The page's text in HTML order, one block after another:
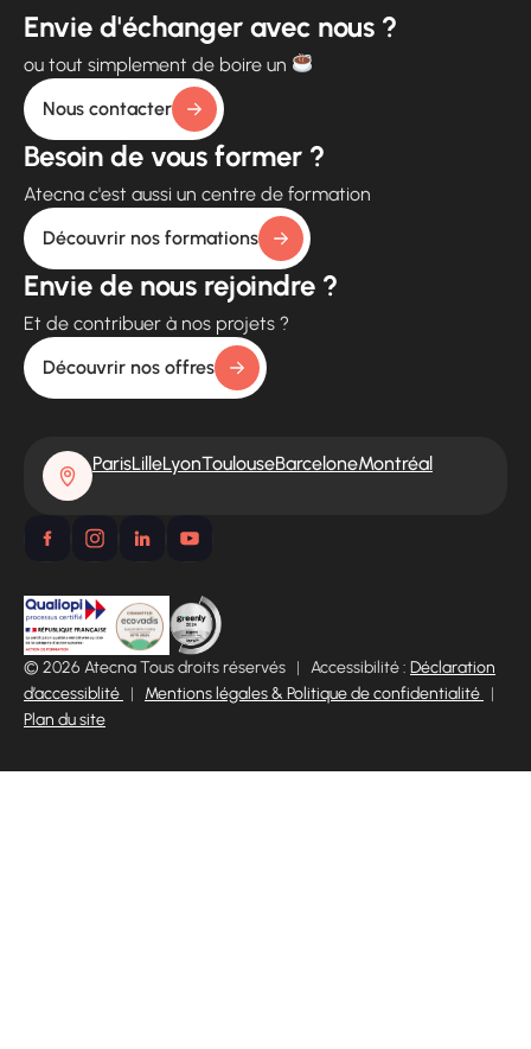
Envie d'échanger avec nous ?
ou tout simplement de boire un
Nous contacter
Besoin de vous former ?
Atecna c'est aussi un centre de formation
Découvrir nos formations
Envie de nous rejoindre ?
Et de contribuer à nos projets ?
Découvrir nos offres
ParisLilleLyonToulouseBarceloneMontréal
© 2026 Atecna Tous droits réservés | Accessibilité : Déclaration
d’accessiblité | Mentions légales & Politique de confidentialité |
Plan du site